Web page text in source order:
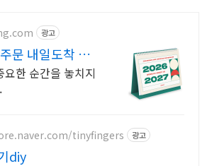
광고
문 내일도착 로
한 순간을 놓치지
tinyfingers 광고
diy